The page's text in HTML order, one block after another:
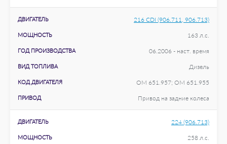
ДВИГАТЕЛЬ 216 CDI (906.711, 906.713)
МОЩНОСТЬ 163 л.с.
ГОД ПРОИЗВОДСТВА 06.2006 - наст. время
ВИД ТОПЛИВА Дизель
КОД ДВИГАТЕЛЯ OM 651.957; OM 651.955
ПРИВОД Привод на задние колеса
ДВИГАТЕЛЬ 224 (906.713)
МОЩНОСТЬ 258 л.с.